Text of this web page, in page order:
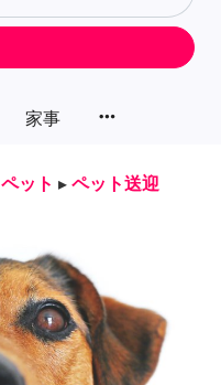
家事 more_horiz
ペット ▸ ペット送迎